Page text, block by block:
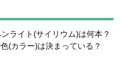
ンライト(サイリウム)は何本？
(カラー)は決まっている？